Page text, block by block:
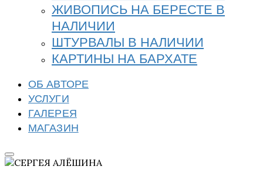
ЖИВОПИСЬ НА БЕРЕСТЕ В
НАЛИЧИИ
ШТУРВАЛЫ В НАЛИЧИИ
КАРТИНЫ НА БАРХАТЕ
ОБ АВТОРЕ
УСЛУГИ
ГАЛЕРЕЯ
МАГАЗИН